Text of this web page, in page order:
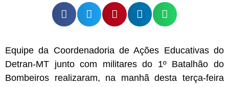
Equipe da Coordenadoria de Ações Educativas do
Detran-MT junto com militares do 1º Batalhão do
Bombeiros realizaram, na manhã desta terça-feira